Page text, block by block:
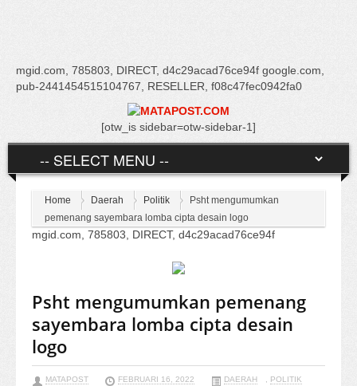
mgid.com, 785803, DIRECT, d4c29acad76ce94f google.com,
pub-2441454515104767, RESELLER, f08c47fec0942fa0
[otw_is sidebar=otw-sidebar-1]
Home Daerah Politik
Psht mengumumkan
pemenang sayembara lomba cipta desain logo
mgid.com, 785803, DIRECT, d4c29acad76ce94f
Psht mengumumkan pemenang
sayembara lomba cipta desain
logo
MATAPOST FEBRUARI 16, 2022 DAERAH , POLITIK